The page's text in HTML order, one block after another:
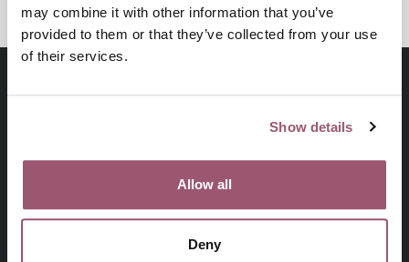
may combine it with other information that you’ve
provided to them or that they’ve collected from your use
of their services.
Show details
Allow all
Deny
På uppdrag av regeringen arbetar